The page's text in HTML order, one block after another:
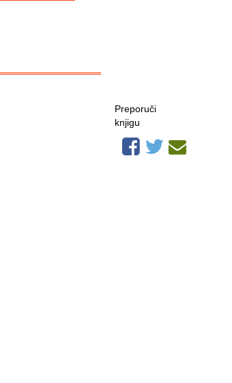
Preporuči
knjigu